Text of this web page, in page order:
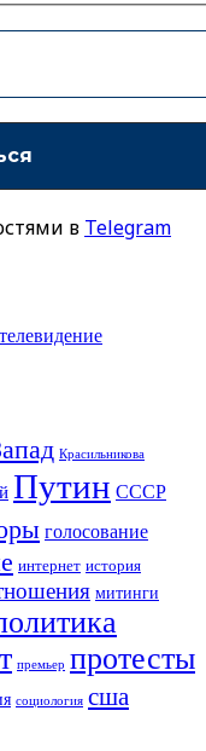
в Telegram
телевидение
Красильникова
Путин СССР
голосование
интернет история
митинги
премьер протесты
социология сша